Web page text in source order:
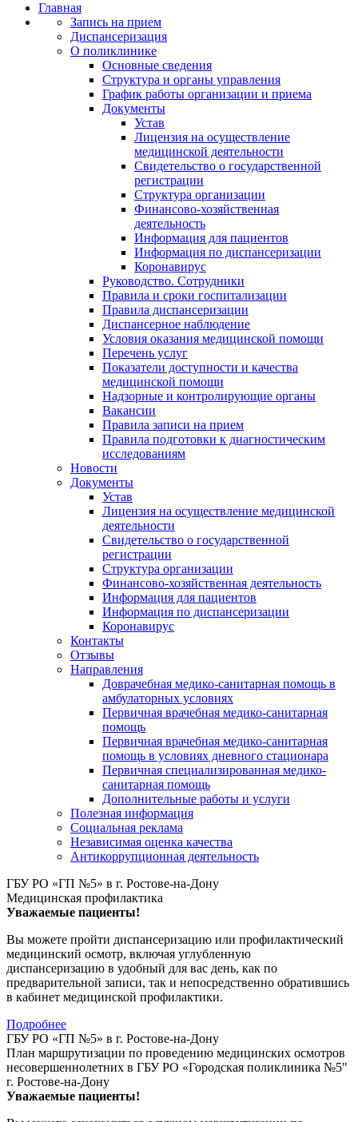
Главная
Запись на прием
Диспансеризация
О поликлинике
Основные сведения
Структура и органы управления
График работы организации и приема
Документы
Устав
Лицензия на осуществление
медицинской деятельности
Свидетельство о государственной
регистрации
Структура организации
Финансово-хозяйственная
деятельность
Информация для пациентов
Информация по диспансеризации
Коронавирус
Руководство. Сотрудники
Правила и сроки госпитализации
Правила диспансеризации
Диспансерное наблюдение
Условия оказания медицинской помощи
Перечень услуг
Показатели доступности и качества
медицинской помощи
Надзорные и контролирующие органы
Вакансии
Правила записи на прием
Правила подготовки к диагностическим
исследованиям
Новости
Документы
Устав
Лицензия на осуществление медицинской
деятельности
Свидетельство о государственной
регистрации
Структура организации
Финансово-хозяйственная деятельность
Информация для пациентов
Информация по диспансеризации
Коронавирус
Контакты
Отзывы
Направления
Доврачебная медико-санитарная помощь в
амбулаторных условиях
Первичная врачебная медико-санитарная
помощь
Первичная врачебная медико-санитарная
помощь в условиях дневного стационара
Первичная специализированная медико-
санитарная помощь
Дополнительные работы и услуги
Полезная информация
Социальная реклама
Независимая оценка качества
Антикоррупционная деятельность
ГБУ РО «ГП №5» в г. Ростове-на-Дону
Медицинская профилактика
Уважаемые пациенты!
Вы можете пройти диспансеризацию или профилактический
медицинский осмотр, включая углубленную
диспансеризацию в удобный для вас день, как по
предварительной записи, так и непосредственно обратившись
в кабинет медицинской профилактики.
Подробнее
ГБУ РО «ГП №5» в г. Ростове-на-Дону
План маршрутизации по проведению медицинских осмотров
несовершеннолетних в ГБУ РО «Городская поликлиника №5"
г. Ростове-на-Дону
Уважаемые пациенты!